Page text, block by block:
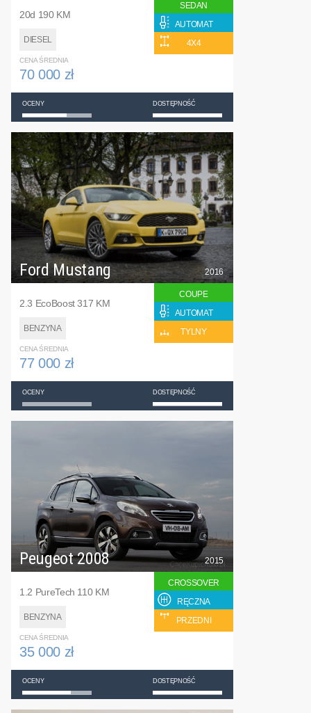
20d 190 KM
DIESEL
SEDAN
AUTOMAT
4X4
CENA ŚREDNIA
70 000 zł
OCENY DOSTĘPNOŚĆ
Ford Mustang
2.3 EcoBoost 317 KM
BENZYNA
2016
COUPE
AUTOMAT
TYLNY
CENA ŚREDNIA
77 000 zł
OCENY DOSTĘPNOŚĆ
Peugeot 2008
1.2 PureTech 110 KM
BENZYNA
2015
CROSSOVER
RĘCZNA
PRZEDNI
CENA ŚREDNIA
35 000 zł
OCENY DOSTĘPNOŚĆ